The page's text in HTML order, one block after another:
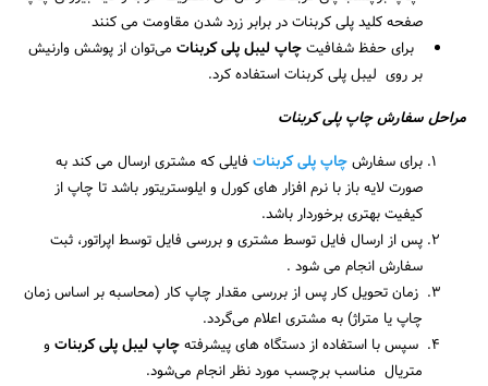
صفحه کلید پلی کربنات در برابر زرد شدن مقاومت می کنند
برای حفظ شفافیتچاپ لیبل پلی کربنات می‌توان از پوشش وارنیش
بر روی لیبل پلی کربنات استفاده کرد.
مراحل سفارش چاپ پلی کربنات
برای سفارشچاپ پلی کربنات فایلی که مشتری ارسال می کند به
صورت لایه باز با نرم افزار های کورل و ایلوستریتور باشد تا چاپ از
کیفیت بهتری برخوردار باشد.
پس از ارسال فایل توسط مشتری و بررسی فایل توسط اپراتور، ثبت
سفارش انجام می شود .
زمان تحویل کار پس از بررسی مقدار چاپ کار (محاسبه بر اساس زمان
چاپ یا متراژ) به مشتری اعلام می‌گردد.
سپس با استفاده از دستگاه های پیشرفتهچاپ لیبل پلی کربناتو
متریال مناسب برچسب مورد نظر انجام می‌شود.